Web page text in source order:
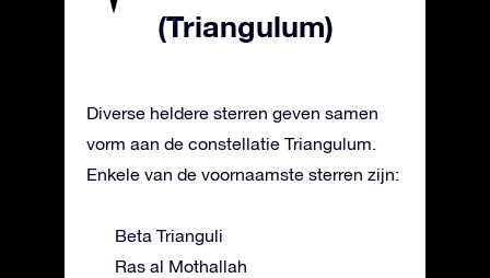
(Triangulum)
Diverse heldere sterren geven samen
vorm aan de constellatie Triangulum.
Enkele van de voornaamste sterren zijn:
Beta Trianguli
Ras al Mothallah